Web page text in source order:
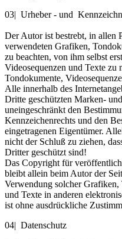
03| Urheber - und
Der Autor ist bestrebt, in allen
verwendeten Grafiken,
zu beachten, von ihm selbst
Videosequenzen und Texte
Tondokumente,
Alle innerhalb des
Dritte geschützten Marken-
uneingeschränkt den
Kennzeichenrechts und den
eingetragenen Eigentümer.
nicht der Schluß zu ziehen,
Dritter geschützt sind!
Das Copyright für
bleibt allein beim Autor der
Verwendung solcher Grafiken,
und Texte in anderen
ist ohne ausdrückliche
04| Datenschutz